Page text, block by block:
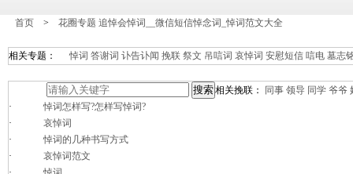
首页 > 花圈专题 追悼会悼词__微信短信悼念词_悼词范文大全
相关专题： 悼词 答谢词 讣告讣闻 挽联 祭文 吊唁词 哀悼词 安慰短信 唁电 墓志
相关挽联： 同事 领导 同学 爷爷
·
悼词怎样写?怎样写悼词?
·
哀悼词
·
悼词的几种书写方式
·
哀悼词范文